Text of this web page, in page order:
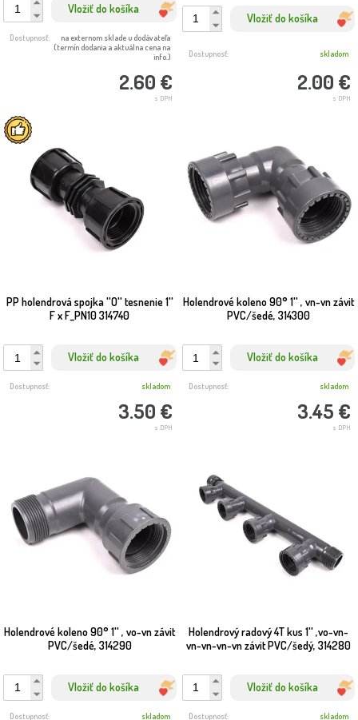
Vložiť do košíka
2.60 €
s DPH
Dostupnosť:
na externom sklade u dodávateľa
(termín dodania a aktuálna cena na
info.)
Vložiť do košíka
2.00 €
s DPH
Dostupnosť: skladom
PP holendrová spojka ''O'' tesnenie 1''
F x F_PN10 314740
Vložiť do košíka
3.50 €
s DPH
Dostupnosť: skladom
Holendrové koleno 90° 1'' , vn-vn závit
PVC/šedé, 314300
Vložiť do košíka
3.45 €
s DPH
Dostupnosť: skladom
Holendrové koleno 90° 1'' , vo-vn závit
PVC/šedé, 314290
Vložiť do košíka
Dostupnosť: skladom
Holendrový radový 4T kus 1'' ,vo-vn-
vn-vn-vn-vn závit PVC/šedý, 314280
Vložiť do košíka
Dostupnosť: skladom